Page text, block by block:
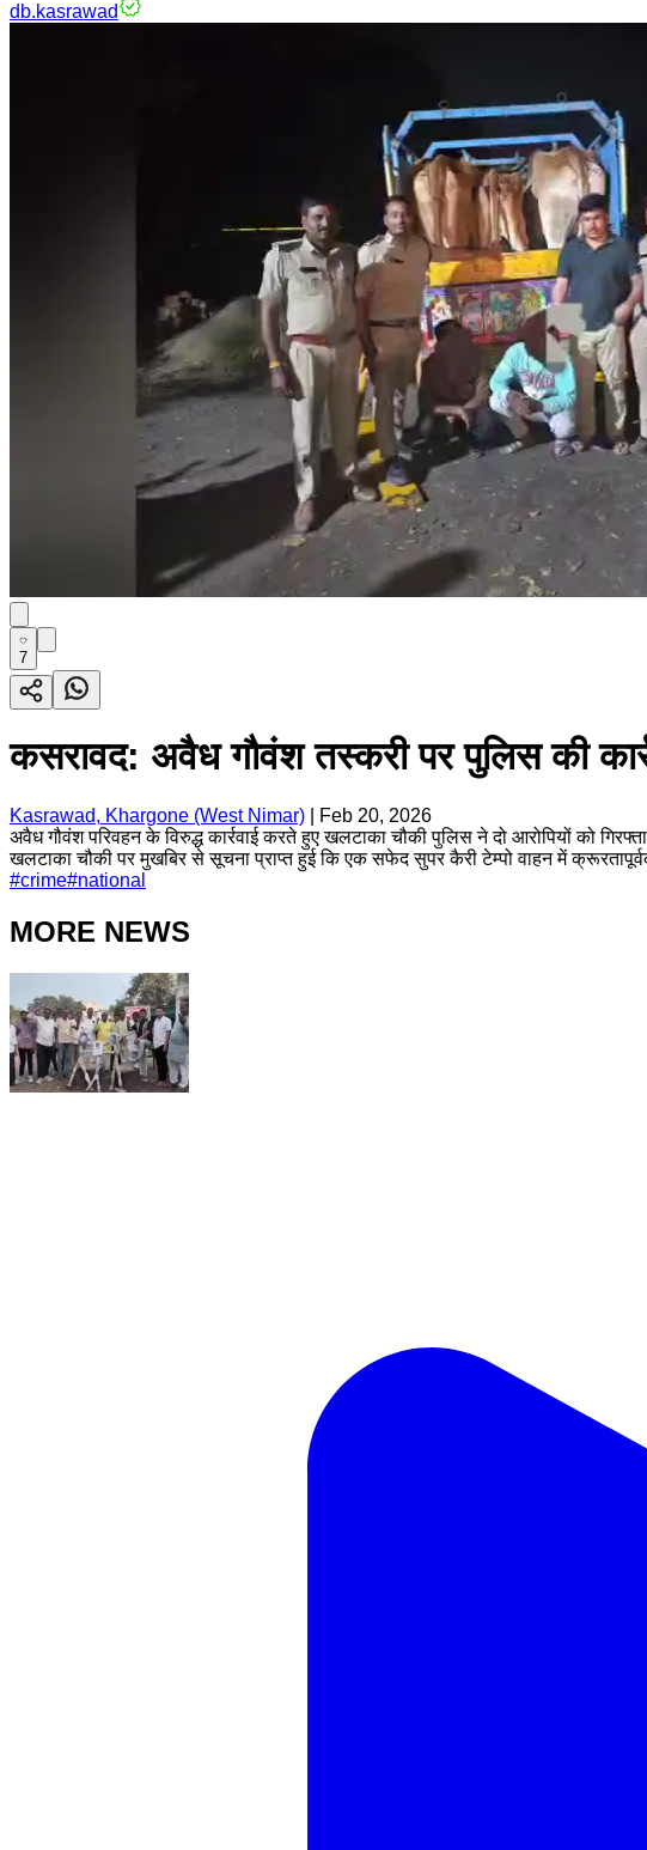
db.kasrawad
7
कसरावद: अवैध गौवंश तस्करी पर पुलिस की
Kasrawad, Khargone (West Nimar)
Feb 20, 2026
अवैध गौवंश परिवहन के विरुद्ध कार्रवाई करते हुए खलटाका चौकी पुलिस ने दो आरोपियों को
खलटाका चौकी पर मुखबिर से सूचना प्राप्त हुई कि एक सफेद सुपर कैरी टेम्पो वाहन में
#crime#national
MORE NEWS